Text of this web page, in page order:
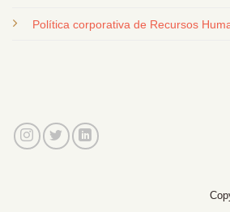
Política corporativa de Recursos